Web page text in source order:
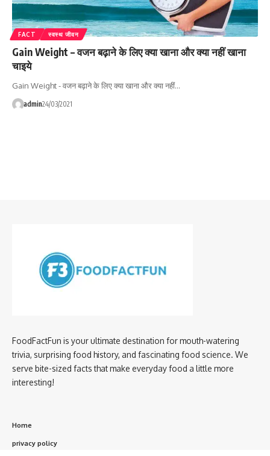
FACT स्वस्थ जीवन
Gain Weight – वजन बढ़ाने के लिए क्या खाना और क्या नहीं खाना
चाइये
Gain Weight - वजन बढ़ाने के लिए क्या खाना और क्या नहीं…
admin24/03/2021
FoodFactFun is your ultimate destination for mouth-watering
trivia, surprising food history, and fascinating food science. We
serve bite-sized facts that make everyday food a little more
interesting!
Home
privacy policy